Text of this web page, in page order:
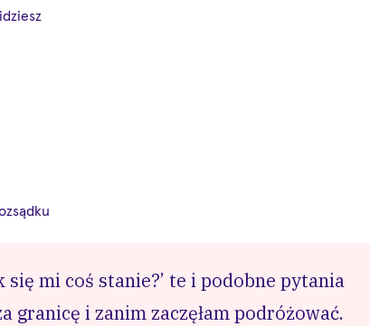
się mi coś stanie?’ te i podobne pytania
granicę i zanim zaczęłam podróżować.